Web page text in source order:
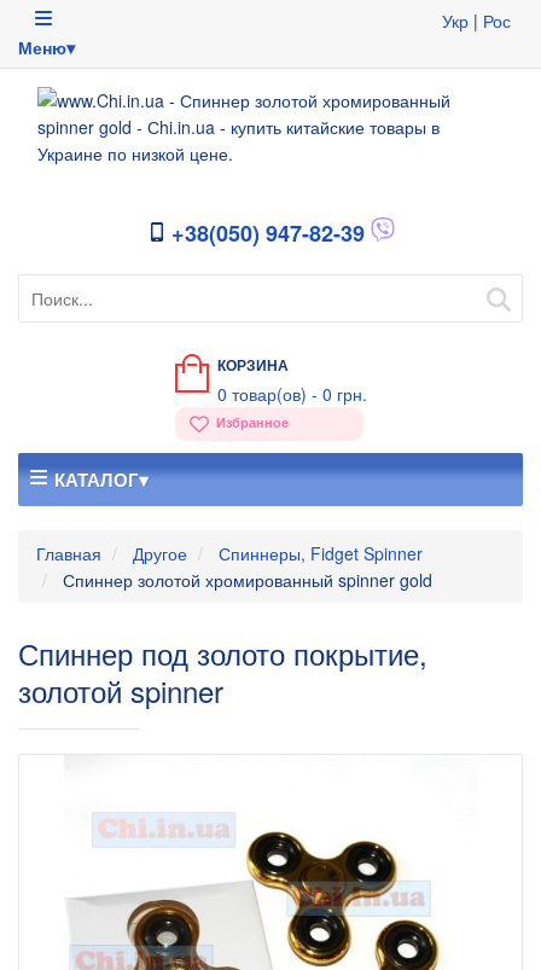
Меню▾
Укр | Рос
+38(050) 947-82-39
КОРЗИНА
0 товар(ов) - 0 грн.
Избранное
КАТАЛОГ▾
Главная Другое
Спиннеры, Fidget Spinner
Спиннер золотой хромированный spinner gold
Спиннер под золото покрытие,
золотой spinner